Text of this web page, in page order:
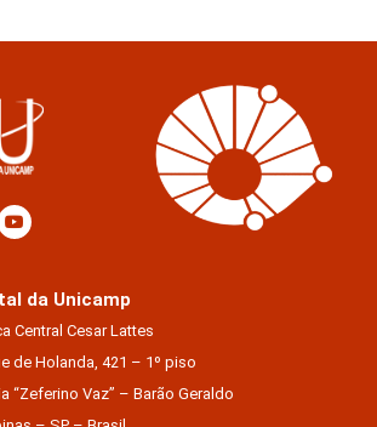
da Unicamp
Central Cesar Lattes
de Holanda, 421 – 1º piso
“Zeferino Vaz” – Barão Geraldo